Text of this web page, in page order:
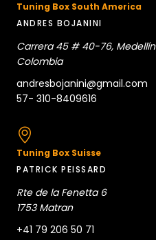
Tuning Box South America
ANDRES BOJANINI
Carrera 45 # 40-76, Medellín
Colombia
andresbojanini@gmail.com
57- 310-8409616
Tuning Box Suisse
PATRICK PEISSARD
Rte de la Fenetta 6
1753 Matran
+41 79 206 50 71